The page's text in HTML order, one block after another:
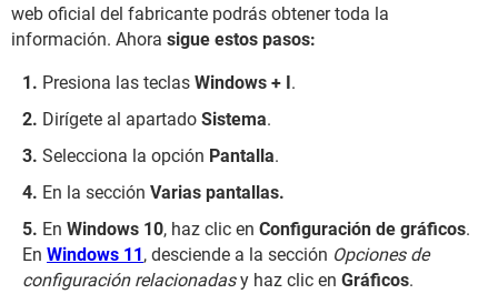
web oficial del fabricante podrás obtener toda la
información. Ahora sigue estos pasos:
Presiona las teclas Windows + I.
Dirígete al apartado Sistema.
Selecciona la opción Pantalla.
En la sección Varias pantallas.
En Windows 10, haz clic en Configuración de gráficos.
En Windows 11, desciende a la sección Opciones de
configuración relacionadasy haz clic en Gráficos.